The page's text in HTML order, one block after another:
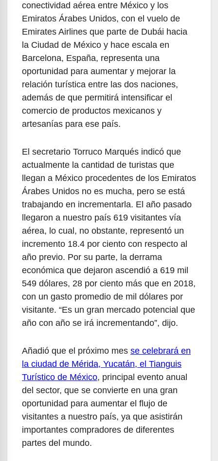
conectividad aérea entre México y los
Emiratos Árabes Unidos, con el vuelo de
Emirates Airlines que parte de Dubái hacia
la Ciudad de México y hace escala en
Barcelona, España, representa una
oportunidad para aumentar y mejorar la
relación turística entre las dos naciones,
además de que permitirá intensificar el
comercio de productos mexicanos y
artesanías para ese país.
El secretario Torruco Marqués indicó que
actualmente la cantidad de turistas que
llegan a México procedentes de los Emiratos
Árabes Unidos no es mucha, pero se está
trabajando en incrementarla. El año pasado
llegaron a nuestro país 619 visitantes vía
aérea, lo cual, no obstante, representó un
incremento 18.4 por ciento con respecto al
año previo. Por su parte, la derrama
económica que dejaron ascendió a 619 mil
549 dólares, 28 por ciento más que en 2018,
con un gasto promedio de mil dólares por
visitante. “Es un gran mercado potencial que
año con año se irá incrementando”, dijo.
Añadió que el próximo mes se celebrará en
la ciudad de Mérida, Yucatán, el Tianguis
Turístico de México, principal evento anual
del sector, que se convierte en una gran
oportunidad para aumentar el flujo de
visitantes a nuestro país, ya que asistirán
importantes compradores de diferentes
partes del mundo.